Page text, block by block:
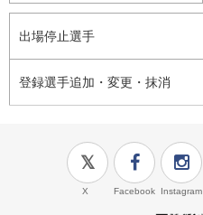
出場停止選手
登録選手追加・変更・抹消
X Facebook Instagram